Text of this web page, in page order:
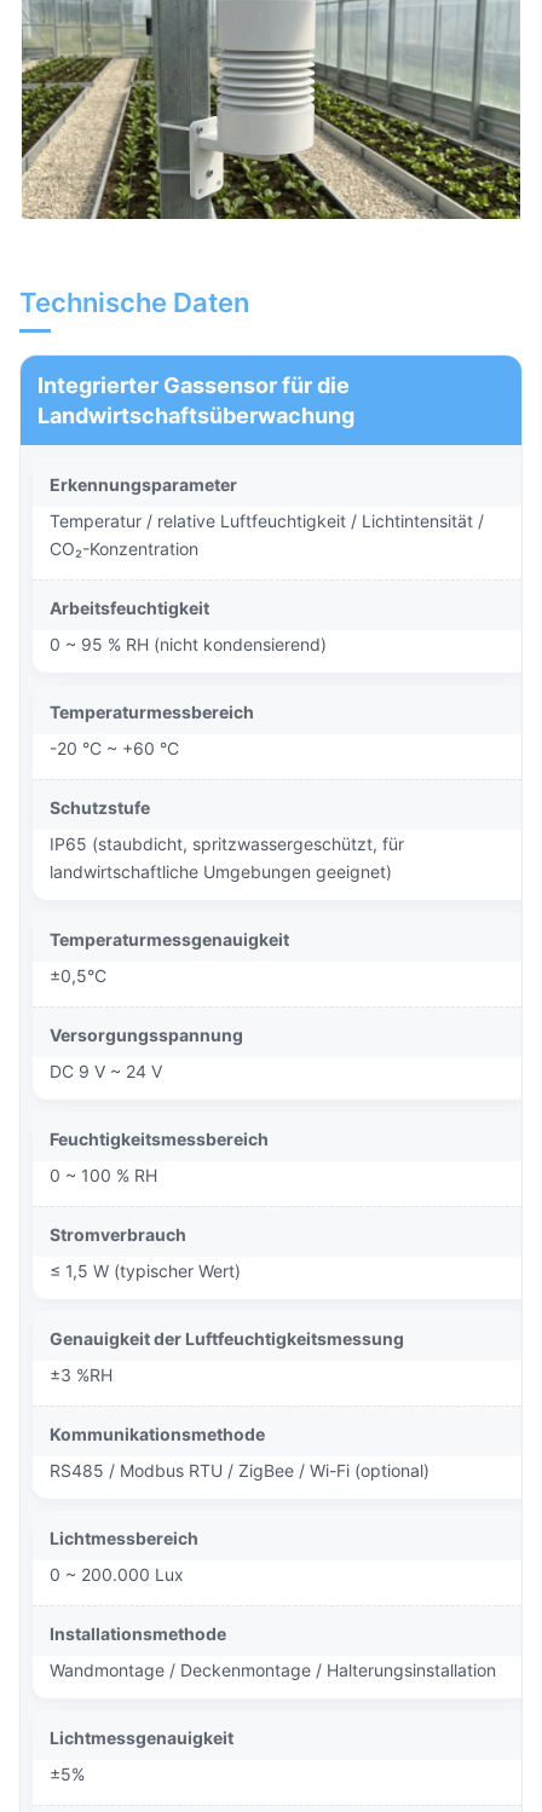
Technische Daten
Integrierter Gassensor für die
Landwirtschaftsüberwachung
Erkennungsparameter
Temperatur / relative Luftfeuchtigkeit / Lichtintensität /
CO₂-Konzentration
Arbeitsfeuchtigkeit
0 ~ 95 % RH (nicht kondensierend)
Temperaturmessbereich
-20 °C ~ +60 °C
Schutzstufe
IP65 (staubdicht, spritzwassergeschützt, für
landwirtschaftliche Umgebungen geeignet)
Temperaturmessgenauigkeit
±0,5°C
Versorgungsspannung
DC 9 V ~ 24 V
Feuchtigkeitsmessbereich
0 ~ 100 % RH
Stromverbrauch
≤ 1,5 W (typischer Wert)
Genauigkeit der Luftfeuchtigkeitsmessung
±3 %RH
Kommunikationsmethode
RS485 / Modbus RTU / ZigBee / Wi-Fi (optional)
Lichtmessbereich
0 ~ 200.000 Lux
Installationsmethode
Wandmontage / Deckenmontage / Halterungsinstallation
Lichtmessgenauigkeit
±5%